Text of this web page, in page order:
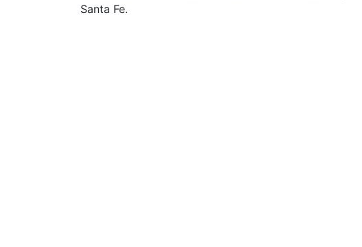
Santa Fe.